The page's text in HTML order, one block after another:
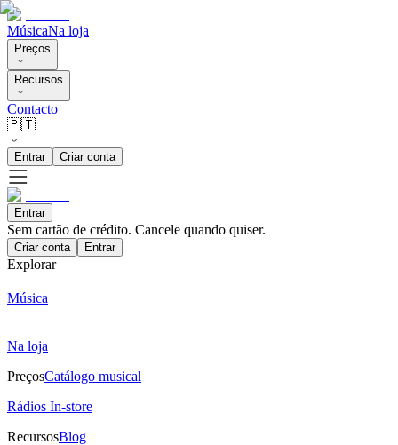
MúsicaNa loja
Preços
Recursos
Contacto
🇵🇹
Entrar Criar conta
Entrar
Sem cartão de crédito. Cancele quando quiser.
Criar conta Entrar
Explorar
Música
Na loja
PreçosCatálogo musical
Rádios In-store
RecursosBlog